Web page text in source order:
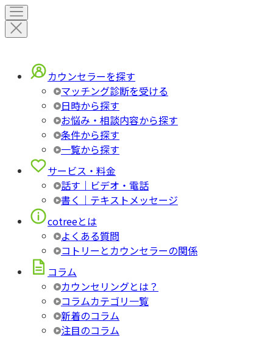
カウンセラーを探す
マッチング診断を受ける
日時から探す
お悩み・相談内容から探す
条件から探す
一覧から探す
サービス・料金
話す｜ビデオ・電話
書く｜テキストメッセージ
cotreeとは
よくある質問
コトリーとカウンセラーの関係
コラム
カウンセリングとは？
コラムカテゴリ一覧
新着のコラム
注目のコラム